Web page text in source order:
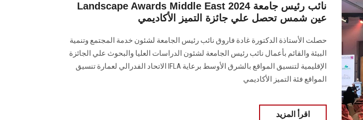
Landscape Awards Middle East 2024 نائب رئيس جامعة
عين شمس تحصل علي جائزة التميز الأكاديمي
حصلت الأستاذة الدكتورة غادة فاروق نائب رئيس الجامعة لشئون خدمة المجتمع وتنمية
البيئة والقائم بأعمال نائب رئيس الجامعة لشئون الدراسات العليا والبحوث علي الجائزة
الإقليمية لتنسيق المواقع بالشرق الأوسط برعاية IFLA الاتحاد الفدرالي لعمارة تنسيق
المواقع فئة التميز الأكاديمي
اقرأ المزيد